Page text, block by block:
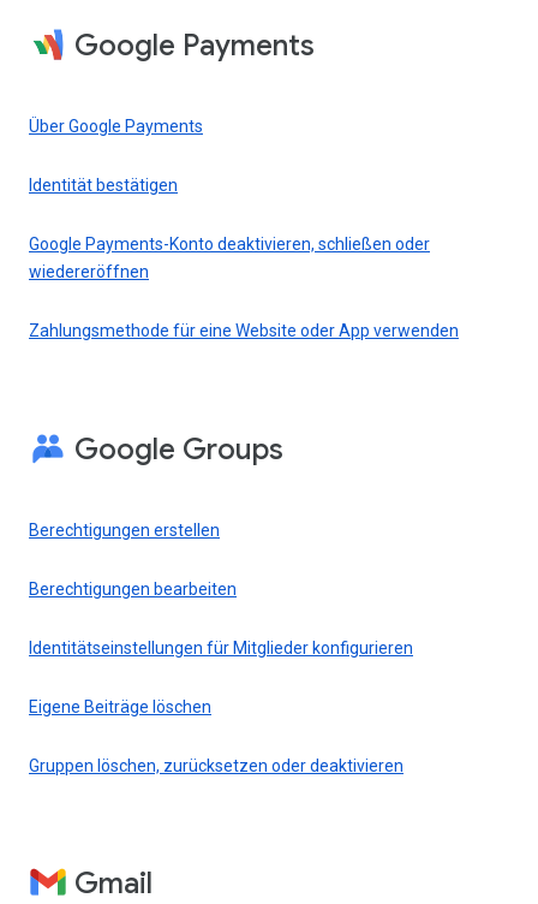
Google Payments
Über Google Payments
Identität bestätigen
Google Payments-Konto deaktivieren, schließen oder
wiedereröffnen
Zahlungsmethode für eine Website oder App verwenden
Google Groups
Berechtigungen erstellen
Berechtigungen bearbeiten
Identitätseinstellungen für Mitglieder konfigurieren
Eigene Beiträge löschen
Gruppen löschen, zurücksetzen oder deaktivieren
Gmail